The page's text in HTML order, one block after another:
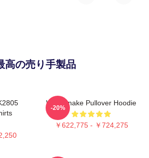
高の売り手製品
Whitesnake Pullover Hoodie
￥622,775 - ￥724,275
-20%